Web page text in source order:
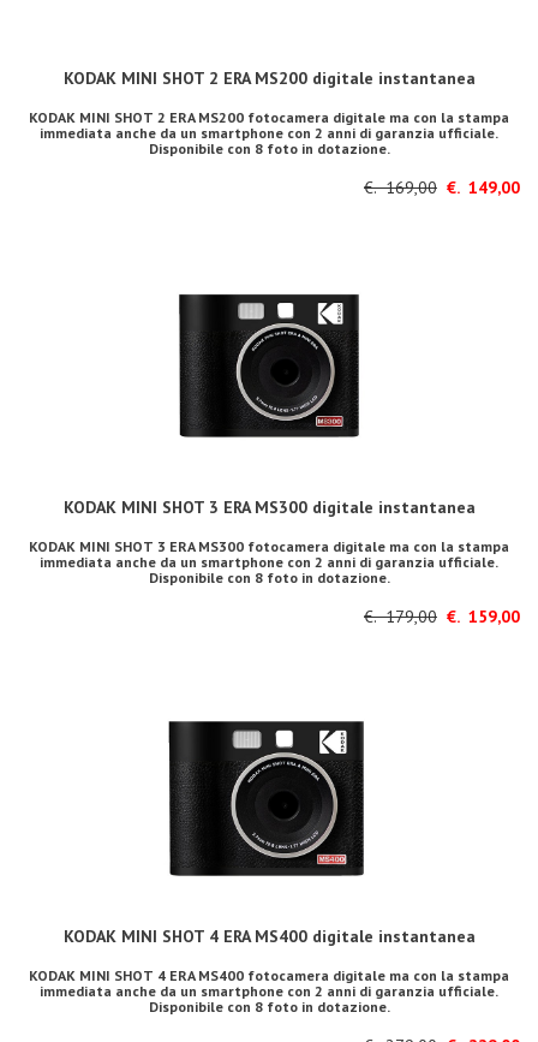
KODAK MINI SHOT 2 ERA MS200 digitale instantanea
KODAK MINI SHOT 2 ERA MS200 fotocamera digitale ma con la stampa
immediata anche da un smartphone con 2 anni di garanzia ufficiale.
Disponibile con 8 foto in dotazione.
€. 169,00 €. 149,00
KODAK MINI SHOT 3 ERA MS300 digitale instantanea
KODAK MINI SHOT 3 ERA MS300 fotocamera digitale ma con la stampa
immediata anche da un smartphone con 2 anni di garanzia ufficiale.
Disponibile con 8 foto in dotazione.
€. 179,00 €. 159,00
KODAK MINI SHOT 4 ERA MS400 digitale instantanea
KODAK MINI SHOT 4 ERA MS400 fotocamera digitale ma con la stampa
immediata anche da un smartphone con 2 anni di garanzia ufficiale.
Disponibile con 8 foto in dotazione.